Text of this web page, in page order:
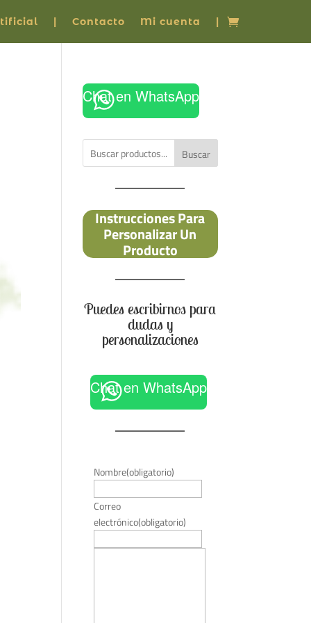
| Contacto Mi cuenta |
Chat en WhatsApp
Buscar
Instrucciones Para
Personalizar Un
Producto
Puedes escribirnos para
dudas y
personalizaciones
Chat en WhatsApp
Nombre(obligatorio)
Correo
electrónico(obligatorio)